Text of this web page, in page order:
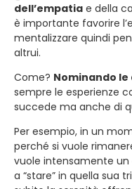
dell’empatia e della
è importante favorire
mentalizzare quindi
altrui.
Come? Nominando
sempre le esperienze
succede ma anche di
Per esempio, in un
perché si vuole
vuole intensamente
a “stare” in quella sua